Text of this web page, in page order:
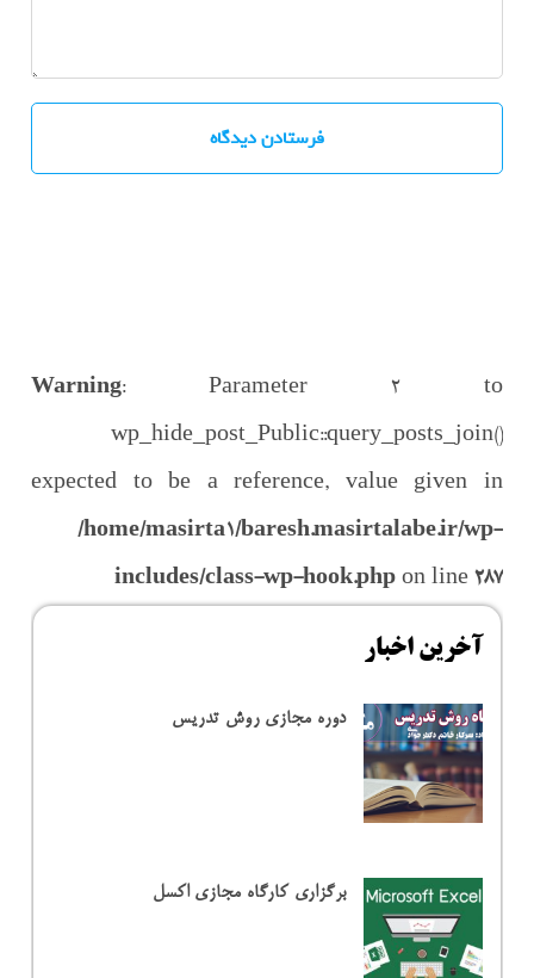
Warning: Parameter 2 to
wp_hide_post_Public::query_posts_join()
expected to be a reference, value given in
/home/masirta1/baresh.masirtalabe.ir/wp-
includes/class-wp-hook.phpon line 287
آخرین اخبار
دوره مجازی روش تدریس
برگزاری کارگاه مجازی اکسل